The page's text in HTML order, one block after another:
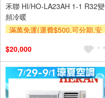
禾聯 HI/HO-LA23AH 1-1 R32變
頻冷暖
滿萬免運(運費$500,可分期,安
及使用6期以上分期0利率,需付
基本安裝運費)
滿額折$500
$20,000